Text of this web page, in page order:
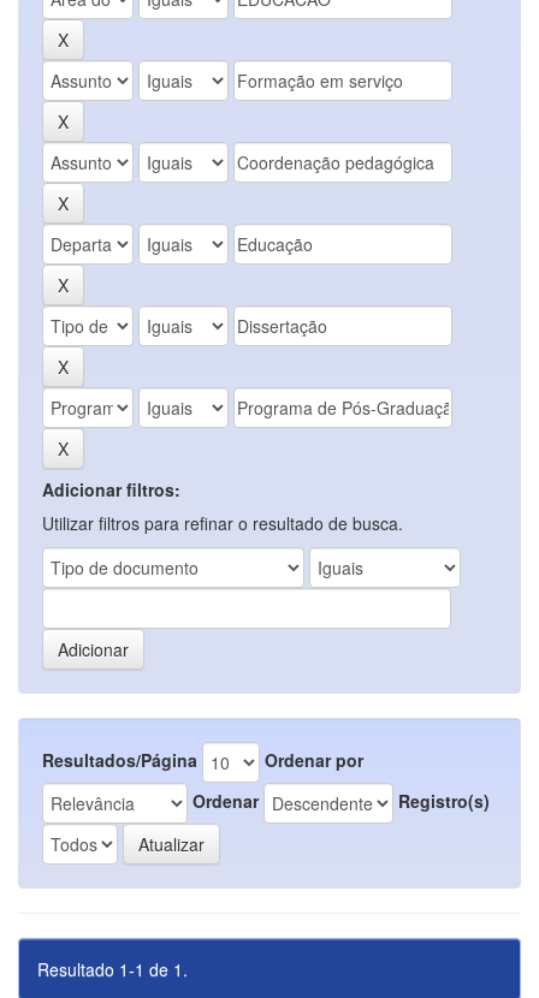
Adicionar filtros:
Utilizar filtros para refinar o resultado de busca.
Resultados/Página
Ordenar por
Ordenar
Registro(s)
Resultado 1-1 de 1.